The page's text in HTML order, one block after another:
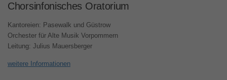
Chorsinfonisches Oratorium
Kantoreien: Pasewalk und Güstrow
Orchester für Alte Musik Vorpommern
Leitung: Julius Mauersberger
weitere Informationen